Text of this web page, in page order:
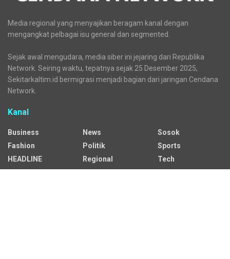
Media regional yang menyajikan beragam kanal dengan
mengangkat pelbagai isu general dan segmented.
Sejak awal mengudara, media siber ini jejaring dari Republika
Network. Seiring waktu, tepatnya sejak 25 Desember 2025,
Sekitarkaltim.id bermigrasi menjadi bagian dari jaringan Cendana
Network.
Kanal
Business
Fashion
HEADLINE
News
Politik
Regional
Sosok
Sports
Tech